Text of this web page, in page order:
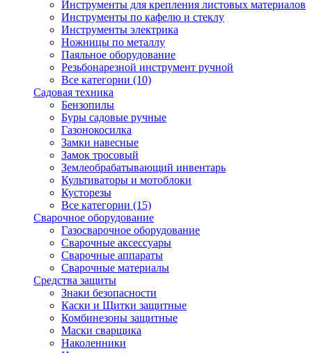
Инструменты для крепления листовых материалов
Инструменты по кафелю и стеклу
Инструменты электрика
Ножницы по металлу
Паяльное оборудование
Резьбонарезной инструмент ручной
Все категории (10)
Садовая техника
Бензопилы
Буры садовые ручные
Газонокосилка
Замки навесные
Замок тросовый
Землеобрабатывающий инвентарь
Культиваторы и мотоблоки
Кусторезы
Все категории (15)
Сварочное оборудование
Газосварочное оборудование
Сварочные аксессуары
Сварочные аппараты
Сварочные материалы
Средства защиты
Знаки безопасности
Каски и Щитки защитные
Комбинезоны защитные
Маски сварщика
Наколенники